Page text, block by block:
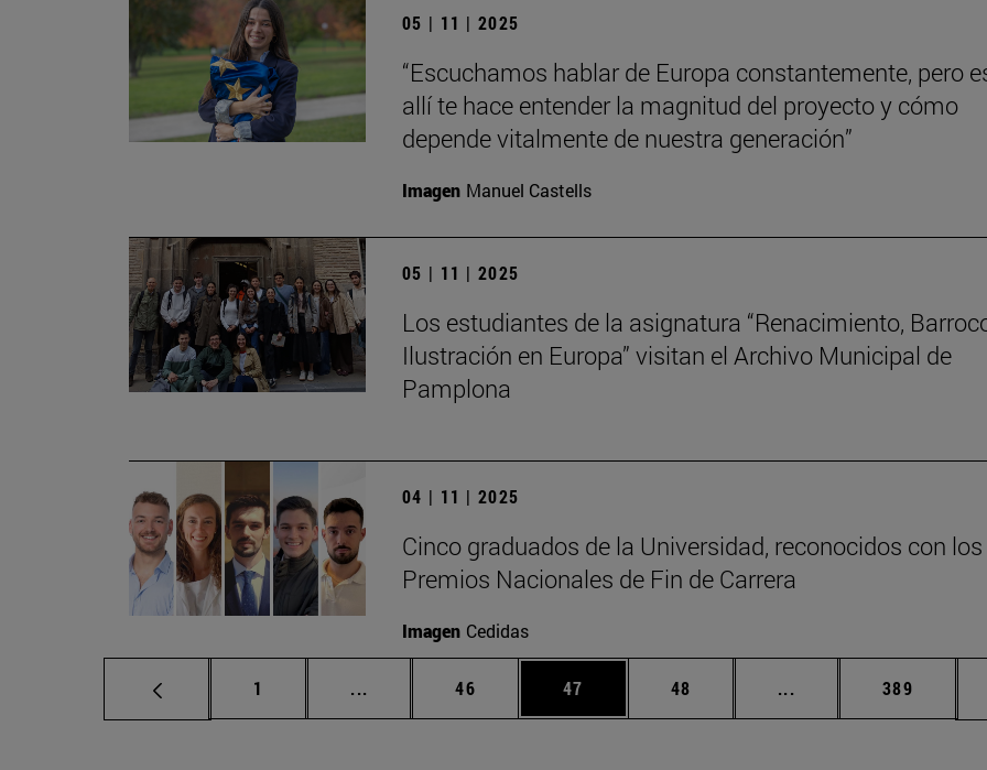
05 | 11 | 2025
“Escuchamos hablar de Europa constantemente, pero
allí te hace entender la magnitud del proyecto y cómo
depende vitalmente de nuestra generación”
Imagen Manuel Castells
05 | 11 | 2025
Los estudiantes de la asignatura “Renacimiento,
Ilustración en Europa” visitan el Archivo Municipal de
Pamplona
04 | 11 | 2025
Cinco graduados de la Universidad, reconocidos con los
Premios Nacionales de Fin de Carrera
Imagen Cedidas
Página
1 ... Páginas intermedias Use TAB para desplazarse.
Página
46 Página
47 Página
48 ... Páginas intermedias
Página
389